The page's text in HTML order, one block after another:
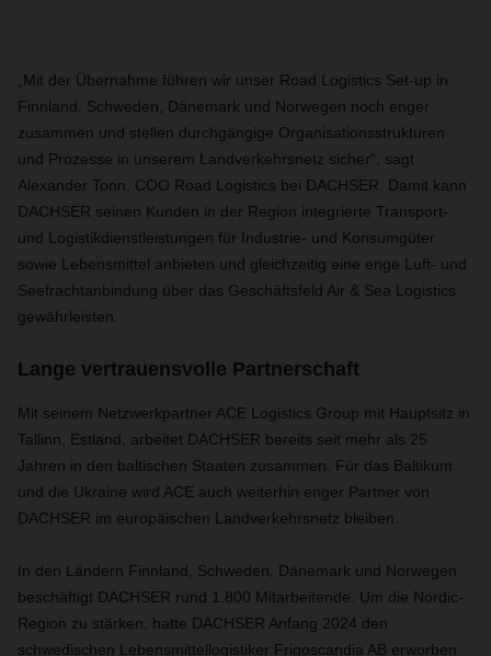
„Mit der Übernahme führen wir unser Road Logistics Set-up in
Finnland, Schweden, Dänemark und Norwegen noch enger
zusammen und stellen durchgängige Organisationsstrukturen
und Prozesse in unserem Landverkehrsnetz sicher“, sagt
Alexander Tonn, COO Road Logistics bei DACHSER. Damit kann
DACHSER seinen Kunden in der Region integrierte Transport-
und Logistikdienstleistungen für Industrie- und Konsumgüter
sowie Lebensmittel anbieten und gleichzeitig eine enge Luft- und
Seefrachtanbindung über das Geschäftsfeld Air & Sea Logistics
gewährleisten.
Lange vertrauensvolle Partnerschaft
Mit seinem Netzwerkpartner ACE Logistics Group mit Hauptsitz in
Tallinn, Estland, arbeitet DACHSER bereits seit mehr als 25
Jahren in den baltischen Staaten zusammen. Für das Baltikum
und die Ukraine wird ACE auch weiterhin enger Partner von
DACHSER im europäischen Landverkehrsnetz bleiben.
In den Ländern Finnland, Schweden, Dänemark und Norwegen
beschäftigt DACHSER rund 1.800 Mitarbeitende. Um die Nordic-
Region zu stärken, hatte DACHSER Anfang 2024 den
schwedischen Lebensmittellogistiker Frigoscandia AB erworben